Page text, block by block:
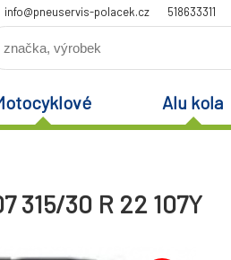
info@pneuservis-polacek.cz 518633311
Alu kola
315/30 R 22 107Y